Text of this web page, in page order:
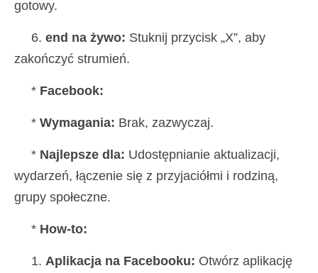
gotowy.
6. end na żywo: Stuknij przycisk „X”, aby
zakończyć strumień.
* Facebook:
* Wymagania: Brak, zazwyczaj.
* Najlepsze dla: Udostępnianie aktualizacji,
wydarzeń, łączenie się z przyjaciółmi i rodziną,
grupy społeczne.
* How-to:
1. Aplikacja na Facebooku: Otwórz aplikację